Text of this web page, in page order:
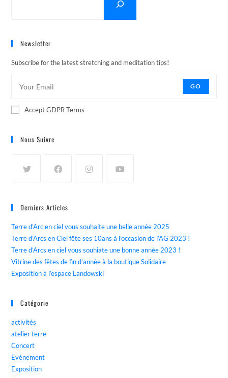
Newsletter
Subscribe for the latest stretching and meditation tips!
GO
Accept GDPR Terms
Nous Suivre
Derniers Articles
Terre d’Arc en ciel vous souhaite une belle année 2025
Terre d’Arcs en Ciel fête ses 10ans à l’occasion de l’AG 2023 !
Terre d’Arcs en ciel vous souhiate une bonne année 2023 !
Vitrine des fêtes de fin d’année à la boutique Solidaire
Exposition à l’espace Landowski
Catégorie
activités
atelier terre
Concert
Evènement
Exposition